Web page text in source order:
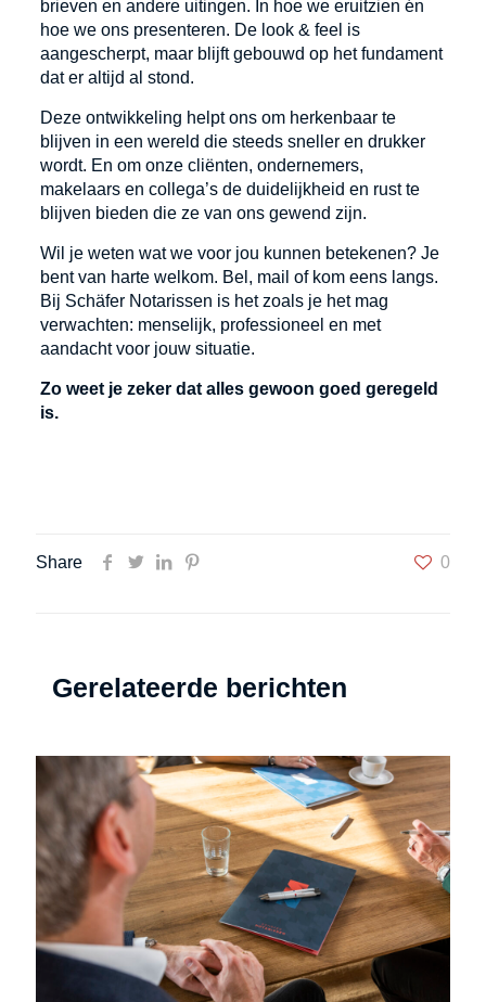
brieven en andere uitingen. In hoe we eruitzien én
hoe we ons presenteren. De look & feel is
aangescherpt, maar blijft gebouwd op het fundament
dat er altijd al stond.
Deze ontwikkeling helpt ons om herkenbaar te
blijven in een wereld die steeds sneller en drukker
wordt. En om onze cliënten, ondernemers,
makelaars en collega’s de duidelijkheid en rust te
blijven bieden die ze van ons gewend zijn.
Wil je weten wat we voor jou kunnen betekenen? Je
bent van harte welkom. Bel, mail of kom eens langs.
Bij Schäfer Notarissen is het zoals je het mag
verwachten: menselijk, professioneel en met
aandacht voor jouw situatie.
Zo weet je zeker dat alles gewoon goed geregeld
is.
Share 0
Gerelateerde berichten